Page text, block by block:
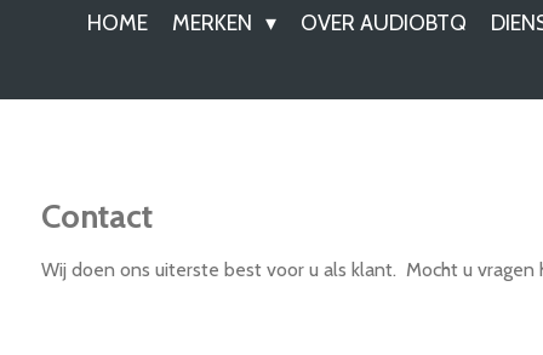
HOME MERKEN OVER AUDIOBTQ
Contact
Wij doen ons uiterste best voor u als klant. Mocht u